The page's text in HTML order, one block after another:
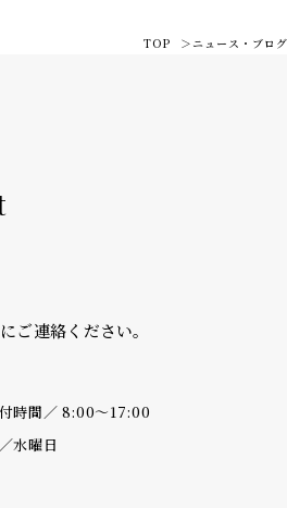
TOP ニュース・ブログ
ご連絡ください。
時間／ 8:00〜17:00
水曜日